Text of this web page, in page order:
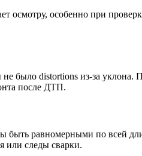
особенно при
не было distortions из-за
после ДТП.
равномерными по всей
или следы сварки.